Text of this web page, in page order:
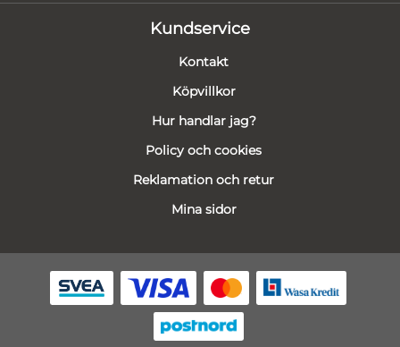
Kundservice
Kontakt
Köpvillkor
Hur handlar jag?
Policy och cookies
Reklamation och retur
Mina sidor